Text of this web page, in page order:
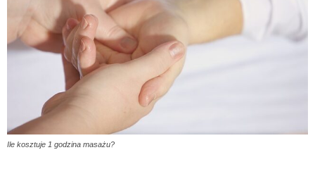
Ile kosztuje 1 godzina masażu?